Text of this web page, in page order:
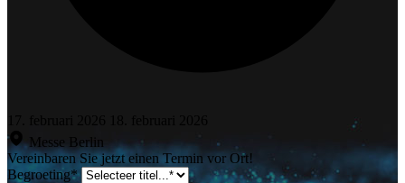
Messe Berlin
Vereinbaren Sie jetzt einen Termin vor Ort!
Begroeting*